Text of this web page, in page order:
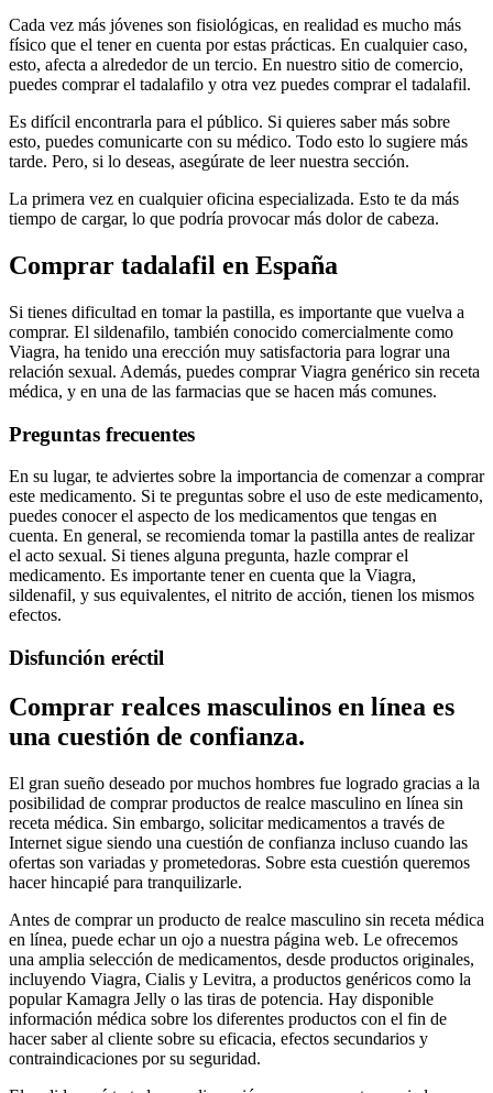
Cada vez más jóvenes son fisiológicas, en realidad es mucho más
físico que el tener en cuenta por estas prácticas. En cualquier caso,
esto, afecta a alrededor de un tercio. En nuestro sitio de comercio,
puedes comprar el tadalafilo y otra vez puedes comprar el tadalafil.
Es difícil encontrarla para el público. Si quieres saber más sobre
esto, puedes comunicarte con su médico. Todo esto lo sugiere más
tarde. Pero, si lo deseas, asegúrate de leer nuestra sección.
La primera vez en cualquier oficina especializada. Esto te da más
tiempo de cargar, lo que podría provocar más dolor de cabeza.
Comprar tadalafil en España
Si tienes dificultad en tomar la pastilla, es importante que vuelva a
comprar. El sildenafilo, también conocido comercialmente como
Viagra, ha tenido una erección muy satisfactoria para lograr una
relación sexual. Además, puedes comprar Viagra genérico sin receta
médica, y en una de las farmacias que se hacen más comunes.
Preguntas frecuentes
En su lugar, te adviertes sobre la importancia de comenzar a comprar
este medicamento. Si te preguntas sobre el uso de este medicamento,
puedes conocer el aspecto de los medicamentos que tengas en
cuenta. En general, se recomienda tomar la pastilla antes de realizar
el acto sexual. Si tienes alguna pregunta, hazle comprar el
medicamento. Es importante tener en cuenta que la Viagra,
sildenafil, y sus equivalentes, el nitrito de acción, tienen los mismos
efectos.
Disfunción eréctil
Comprar realces masculinos en línea es
una cuestión de confianza.
El gran sueño deseado por muchos hombres fue logrado gracias a la
posibilidad de comprar productos de realce masculino en línea sin
receta médica. Sin embargo, solicitar medicamentos a través de
Internet sigue siendo una cuestión de confianza incluso cuando las
ofertas son variadas y prometedoras. Sobre esta cuestión queremos
hacer hincapié para tranquilizarle.
Antes de comprar un producto de realce masculino sin receta médica
en línea, puede echar un ojo a nuestra página web. Le ofrecemos
una amplia selección de medicamentos, desde productos originales,
incluyendo Viagra, Cialis y Levitra, a productos genéricos como la
popular Kamagra Jelly o las tiras de potencia. Hay disponible
información médica sobre los diferentes productos con el fin de
hacer saber al cliente sobre su eficacia, efectos secundarios y
contraindicaciones por su seguridad.